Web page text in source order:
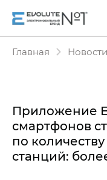
Главная Новости
Приложение
смартфонов
по
станций: